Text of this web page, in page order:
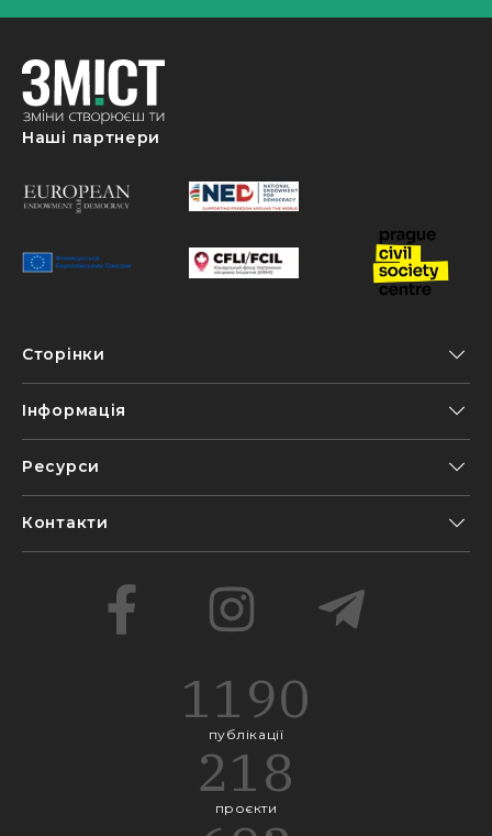
Наші партнери
Сторінки
Інформація
Ресурси
Контакти
1190
публікації
218
проєкти